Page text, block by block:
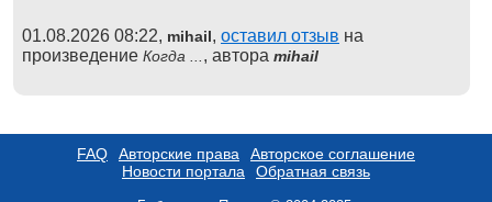
01.08.2026 08:22, mihail, оставил отзыв на
произведение Когда ... , автора mihail
FAQ Авторские права
Авторское соглашение
Новости портала
Обратная связь